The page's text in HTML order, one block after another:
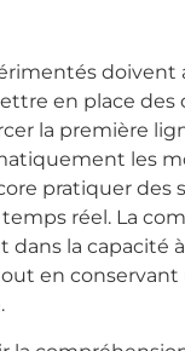
doivent
en place
la première
les
pratiquer des
réel. La
dans la capacité
en conservant